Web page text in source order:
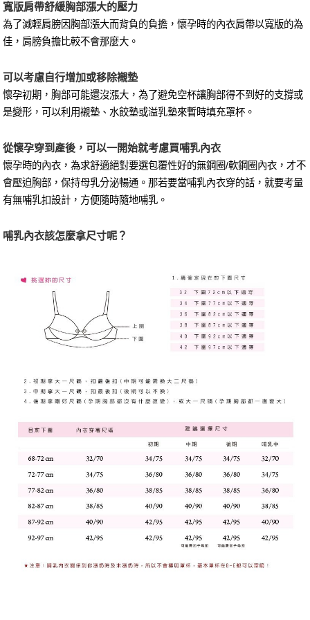
寬版肩帶舒緩胸部漲大的壓力
為了減輕肩膀因胸部漲大而背負的負擔，懷孕時的內衣肩帶以寬版的為
佳，肩膀負擔比較不會那麼大。
可以考慮自行增加或移除襯墊
懷孕初期，胸部可能還沒漲大，為了避免空杯讓胸部得不到好的支撐或
是變形，可以利用襯墊、水餃墊或溢乳墊來暫時填充罩杯。
從懷孕穿到產後，可以一開始就考慮買哺乳內衣
懷孕時的內衣，為求舒適絕對要選包覆性好的無鋼圈/軟鋼圈內衣，才不
會壓迫胸部，保持母乳分泌暢通。那若要當哺乳內衣穿的話，就要考量
有無哺乳扣設計，方便隨時隨地哺乳。
哺乳內衣該怎麼拿尺寸呢？